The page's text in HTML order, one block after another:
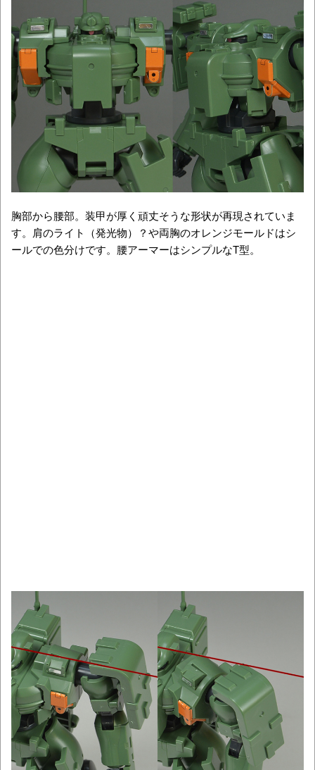
胸部から腰部。装甲が厚く頑丈そうな形状が再現されていま
す。肩のライト（発光物）？や両胸のオレンジモールドはシ
ールでの色分けです。腰アーマーはシンプルなT型。